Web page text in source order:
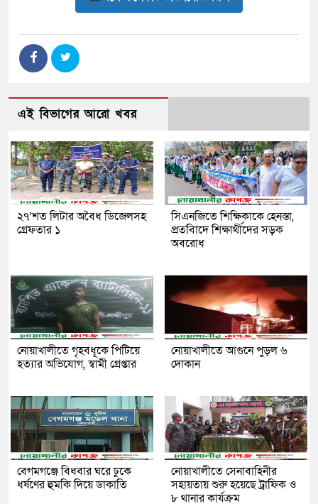
এই বিভাগের আরো খবর
২৭’শত লিটার অবৈধ ডিজেলসহ
গ্রেফতার ১
সিএনজিতে শিক্ষিকাকে হেনস্তা,
প্রতবিাদে শিক্ষার্থীদের সড়ক
অবরোধ
নোয়াখালীতে গৃহবধূকে পিটিয়ে
হত্যার অভিযোগ, স্বামী গ্রেপ্তার
নোয়াখালীতে আগুনে পুড়ল ৬
দোকান
বেগমগঞ্জে বিধবার ঘরে ঢুকে
ধর্ষণের হুমকি দিয়ে ডাকাতি
নোয়াখালীতে সেনাবাহিনীর
সহায়তায় শুরু হয়েছে ট্রাফিক ও
৮ থানার কার্যক্রম